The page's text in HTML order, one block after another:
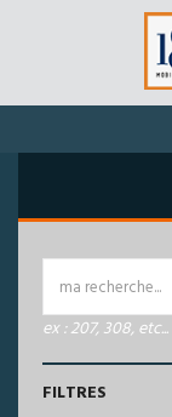
ex : 207, 308, etc...
FILTRES